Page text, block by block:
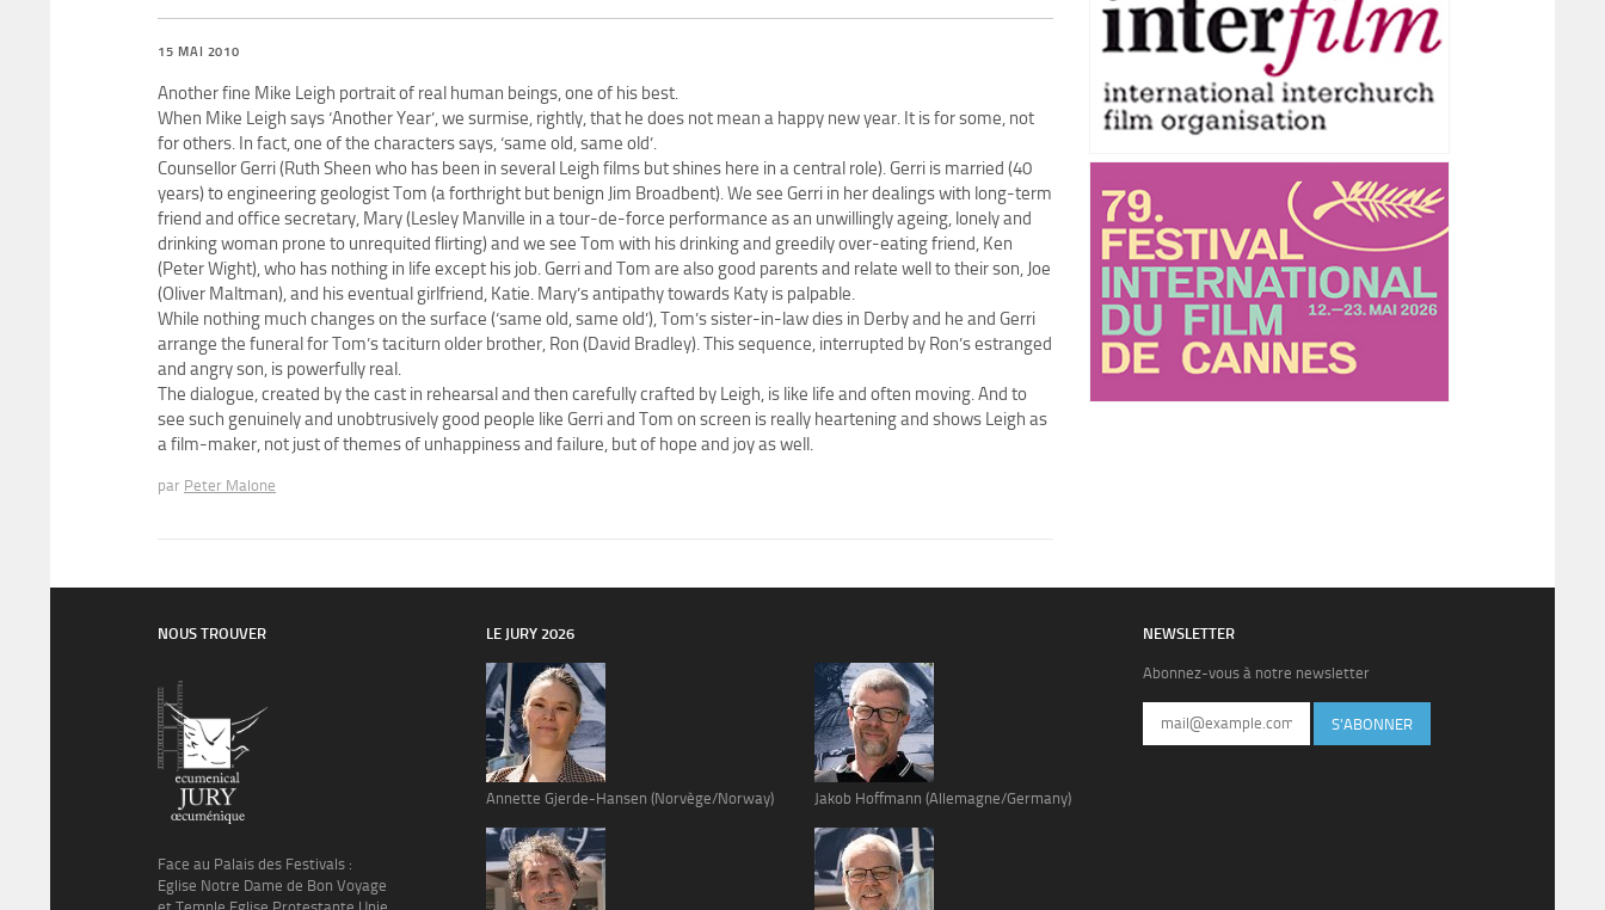
15 MAI 2010
Another fine Mike Leigh portrait of real human beings, one of his best.
When Mike Leigh says ‘Another Year’, we surmise, rightly, that he does not mean a happy new year. It is for some, not
for others. In fact, one of the characters says, ‘same old, same old’.
Counsellor Gerri (Ruth Sheen who has been in several Leigh films but shines here in a central role). Gerri is married (40
years) to engineering geologist Tom (a forthright but benign Jim Broadbent). We see Gerri in her dealings with long-term
friend and office secretary, Mary (Lesley Manville in a tour-de-force performance as an unwillingly ageing, lonely and
drinking woman prone to unrequited flirting) and we see Tom with his drinking and greedily over-eating friend, Ken
(Peter Wight), who has nothing in life except his job. Gerri and Tom are also good parents and relate well to their son, Joe
(Oliver Maltman), and his eventual girlfriend, Katie. Mary’s antipathy towards Katy is palpable.
While nothing much changes on the surface (‘same old, same old’), Tom’s sister-in-law dies in Derby and he and Gerri
arrange the funeral for Tom’s taciturn older brother, Ron (David Bradley). This sequence, interrupted by Ron’s estranged
and angry son, is powerfully real.
The dialogue, created by the cast in rehearsal and then carefully crafted by Leigh, is like life and often moving. And to
see such genuinely and unobtrusively good people like Gerri and Tom on screen is really heartening and shows Leigh as
a film-maker, not just of themes of unhappiness and failure, but of hope and joy as well.
par Peter Malone
NOUS TROUVER
Face au Palais des Festivals :
Eglise Notre Dame de Bon Voyage
LE JURY 2026
Annette Gjerde-Hansen (Norvège/Norway) Jakob Hoffmann (Allemagne/Germany)
NEWSLETTER
Abonnez-vous à notre newsletter
S'ABONNER